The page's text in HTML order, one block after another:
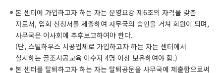
본 센터에 가입하고자 하는 자는 운영요강 제6조의 자격을 갖춘
자로서, 입회 신청서를 제출하여 사무국의 승인을 거쳐 회원이 되며,
사무국은 이사회에 추후보고하여야 한다.
(단, 스틸하우스 시공업체로 가입하고자 하는 자는 센터에서
실시하는 골조시공교육 이수자 4명 이상 보유하여야 함.)
본 센터를 탈퇴하고자 하는 자는 탈퇴공문을 사무국에 제출함으로써